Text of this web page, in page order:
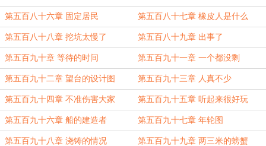
第五百八十六章 固定居民 第五百八十七章 橡皮人是什么
第五百八十八章 挖坑太慢了 第五百八十九章 出事了
第五百九十章 等待的时间 第五百九十一章 一个都没剩
第五百九十二章 望台的设计图 第五百九十三章 人真不少
第五百九十四章 不准伤害大家 第五百九十五章 听起来很好玩
第五百九十六章 船的建造者 第五百九十七章 年轮图
第五百九十八章 浇铸的情况 第五百九十九章 两三米的螃蟹